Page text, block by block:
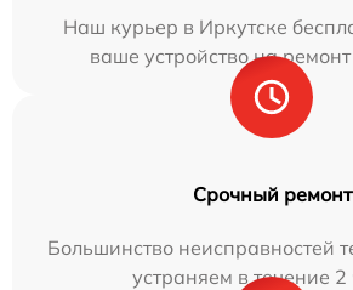
Наш курьер в Иркутске
ваше устройство на
Срочный ремонт
Большинство неисправностей
устраняем в течение 2